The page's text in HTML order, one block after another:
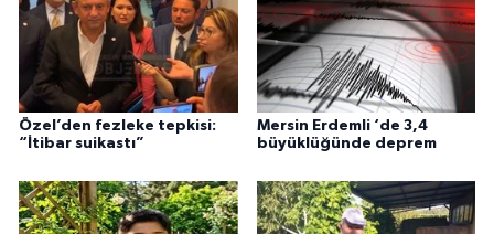
Özel’den fezleke tepkisi:
“İtibar suikastı”
Mersin Erdemli ‘de 3,4
büyüklüğünde deprem